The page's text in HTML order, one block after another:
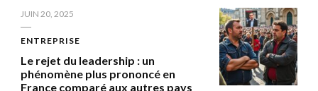
JUIN 20, 2025
ENTREPRISE
Le rejet du leadership : un
phénomène plus prononcé en
France comparé aux autres pays